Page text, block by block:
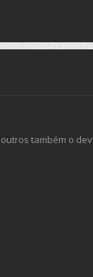
também o